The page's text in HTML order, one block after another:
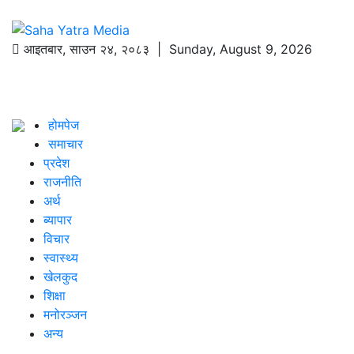
आइतबार,साउन २४, २०८३ | Sunday, August 9, 2026
होमपेज
समाचार
प्रदेश
राजनीति
अर्थ
ब्यापार
विचार
स्वास्थ्य
खेलकुद
शिक्षा
मनोरञ्जन
अन्य